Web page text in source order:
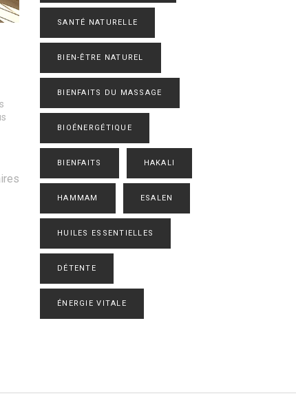
SANTÉ NATURELLE
BIEN-ÊTRE NATUREL
BIENFAITS DU MASSAGE
BIOÉNERGÉTIQUE
BIENFAITS HAKALI
HAMMAM ESALEN
HUILES ESSENTIELLES
DÉTENTE
ÉNERGIE VITALE